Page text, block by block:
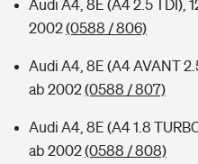
Audi A4, 8E (A4 2.5 TDI),
2002(0588 / 806)
Audi A4, 8E (A4 AVANT
ab 2002(0588 / 807)
Audi A4, 8E (A4 1.8
ab 2002(0588 / 808)